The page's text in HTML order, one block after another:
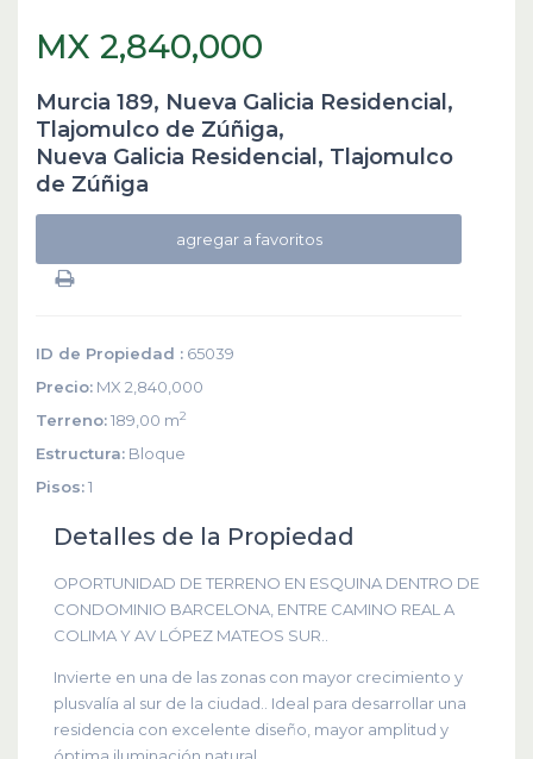
MX 2,840,000
Murcia 189, Nueva Galicia Residencial,
Tlajomulco de Zúñiga,
Nueva Galicia Residencial, Tlajomulco
de Zúñiga
agregar a favoritos
ID de Propiedad : 65039
Precio: MX 2,840,000
Terreno:189,00 m2
Estructura: Bloque
Pisos:1
Detalles de la Propiedad
OPORTUNIDAD DE TERRENO EN ESQUINA DENTRO DE
CONDOMINIO BARCELONA, ENTRE CAMINO REAL A
COLIMA Y AV LÓPEZ MATEOS SUR..
Invierte en una de las zonas con mayor crecimiento y
plusvalía al sur de la ciudad.. Ideal para desarrollar una
residencia con excelente diseño, mayor amplitud y
óptima iluminación natural.